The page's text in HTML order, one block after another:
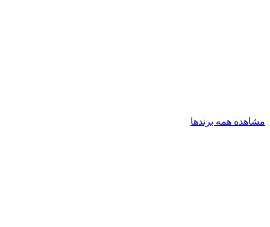
مشاهده همه برندها